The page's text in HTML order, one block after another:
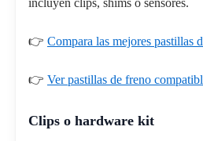
incluyen clips, shims o sensores.
👉 Compara las mejores pastillas
👉 Ver pastillas de freno
Clips o hardware kit